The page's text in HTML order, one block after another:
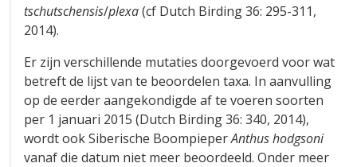
tschutschensis/plexa(cf Dutch Birding 36: 295-311,
2014).
Er zijn verschillende mutaties doorgevoerd voor wat
betreft de lijst van te beoordelen taxa. In aanvulling
op de eerder aangekondigde af te voeren soorten
per 1 januari 2015 (Dutch Birding 36: 340, 2014),
wordt ook Siberische BoompieperAnthus hodgsoni
vanaf die datum niet meer beoordeeld. Onder meer